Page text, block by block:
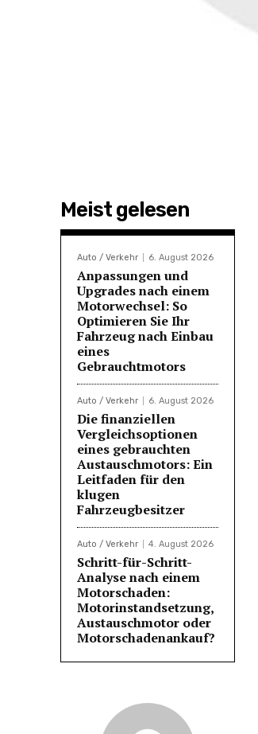
Meist gelesen
Auto / Verkehr 6. August 2026
Anpassungen und
Upgrades nach einem
Motorwechsel: So
Optimieren Sie Ihr
Fahrzeug nach Einbau
eines
Gebrauchtmotors
Auto / Verkehr 6. August 2026
Die finanziellen
Vergleichsoptionen
eines gebrauchten
Austauschmotors: Ein
Leitfaden für den
klugen
Fahrzeugbesitzer
Auto / Verkehr 4. August 2026
Schritt-für-Schritt-
Analyse nach einem
Motorschaden:
Motorinstandsetzung,
Austauschmotor oder
Motorschadenankauf?